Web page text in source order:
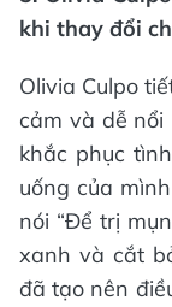
khi thay đổi
cảm và dễ
khắc phục
uống của
nói “Để trị
xanh và cắt
đã tạo nên